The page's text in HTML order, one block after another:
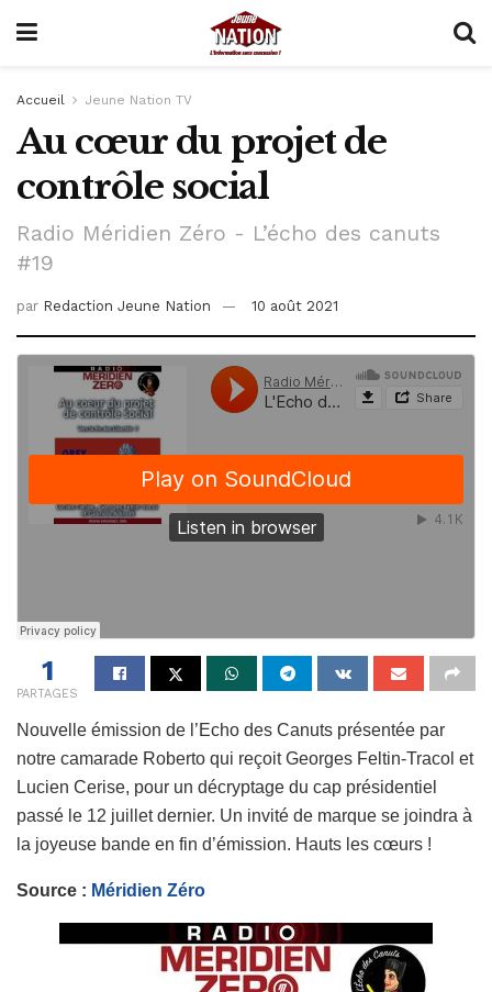
Accueil Jeune Nation TV
Au cœur du projet de
contrôle social
Radio Méridien Zéro - L’écho des canuts
#19
par Redaction Jeune Nation 10 août 2021
1
PARTAGES
Nouvelle émission de l’Echo des Canuts présentée par
notre camarade Roberto qui reçoit Georges Feltin-Tracol et
Lucien Cerise, pour un décryptage du cap présidentiel
passé le 12 juillet dernier. Un invité de marque se joindra à
la joyeuse bande en fin d’émission. Hauts les cœurs !
Source : Méridien Zéro